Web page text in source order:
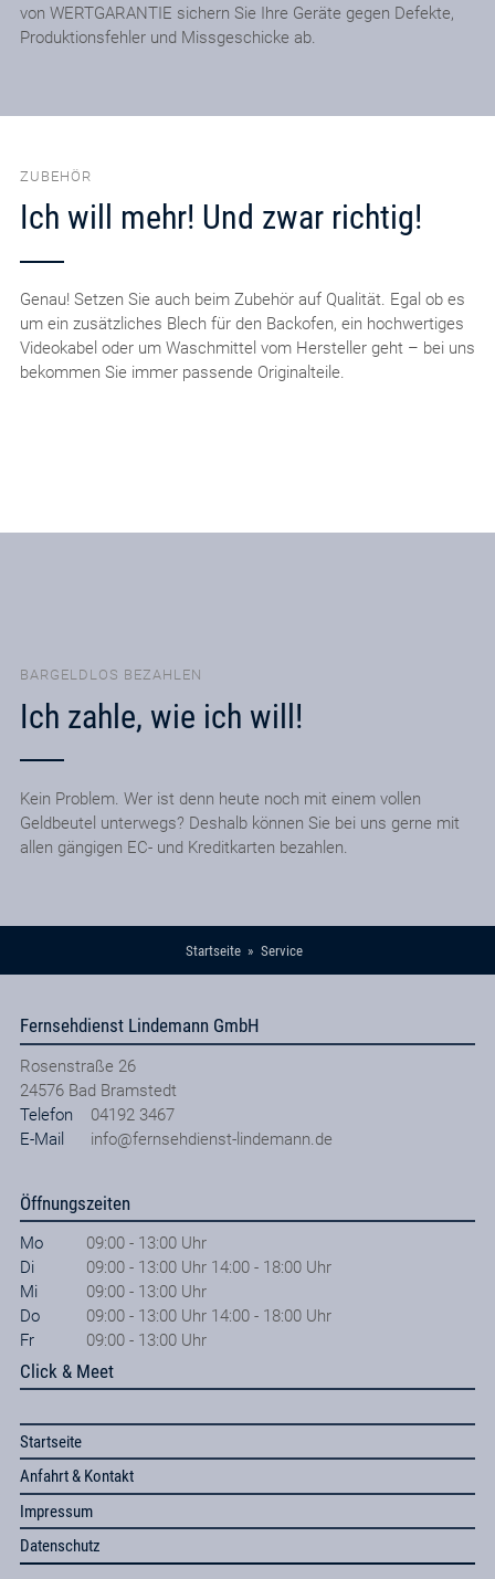
von WERTGARANTIE sichern Sie Ihre Geräte gegen Defekte,
Produktionsfehler und Missgeschicke ab.
ZUBEHÖR
Ich will mehr! Und zwar richtig!
Genau! Setzen Sie auch beim Zubehör auf Qualität. Egal ob es
um ein zusätzliches Blech für den Backofen, ein hochwertiges
Videokabel oder um Waschmittel vom Hersteller geht – bei uns
bekommen Sie immer passende Originalteile.
BARGELDLOS BEZAHLEN
Ich zahle, wie ich will!
Kein Problem. Wer ist denn heute noch mit einem vollen
Geldbeutel unterwegs? Deshalb können Sie bei uns gerne mit
allen gängigen EC- und Kreditkarten bezahlen.
Startseite Service
Fernsehdienst Lindemann GmbH
Rosenstraße 26
24576 Bad Bramstedt
Telefon
04192 3467
E-Mail
info@fernsehdienst-lindemann.de
Öffnungszeiten
Mo
09:00 - 13:00 Uhr
Di
09:00 - 13:00 Uhr 14:00 - 18:00 Uhr
Mi
09:00 - 13:00 Uhr
Do
09:00 - 13:00 Uhr 14:00 - 18:00 Uhr
Fr
09:00 - 13:00 Uhr
Click & Meet
Startseite
Anfahrt & Kontakt
Impressum
Datenschutz